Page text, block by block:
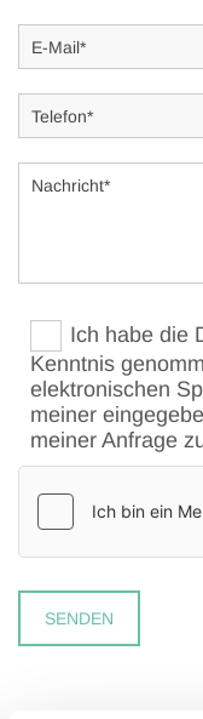
Ich habe die
Kenntnis
elektronischen
meiner
meiner Anfrage